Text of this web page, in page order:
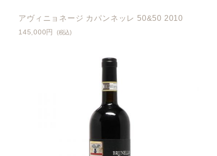
アヴィニョネージ カパンネッレ 50&50 2010
145,000円 (税込)